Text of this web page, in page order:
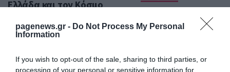
pagenews.gr - Do Not Process My Personal
Information
If you wish to opt-out of the sale, sharing to third parties, or
processing of your personal or sensitive information for
Ελλάδα και τον Κόσμο
ΑΝΔΡΟΥΛΑΚΗΣ
ΕΠΙΤΡΟΠΗ ΘΕΣΜΩΝ ΚΑΙ ΔΙΑΦΑΝΕΙΑΣ